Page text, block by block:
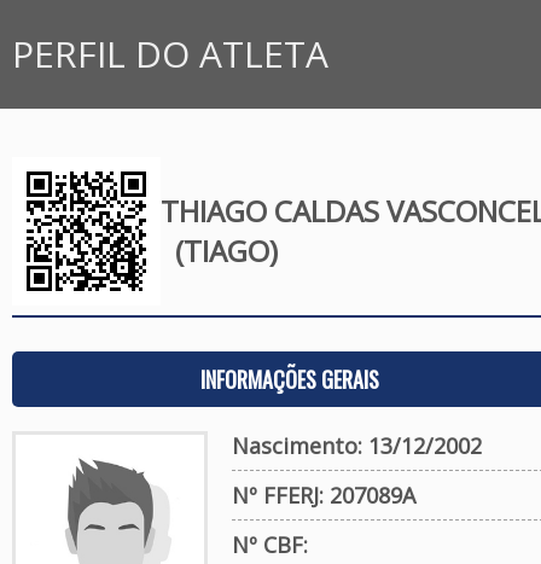
PERFIL DO ATLETA
THIAGO CALDAS
(TIAGO)
INFORMAÇÕES GERAIS
Nascimento: 13/12/2002
Nº FFERJ: 207089A
Nº CBF: